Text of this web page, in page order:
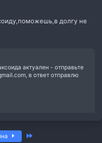
долгу не
актуален - отправьте
в ответ отправлю